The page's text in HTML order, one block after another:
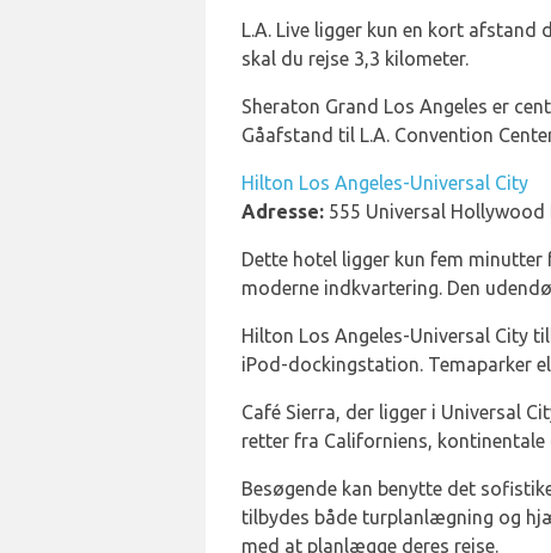
L.A. Live ligger kun en kort
skal du rejse 3,3 kilometer.
Sheraton Grand Los Angeles er
Gåafstand til L.A. Convention
Hilton Los Angeles-Universal City
Adresse: 555 Universal Hollywood
Dette hotel ligger kun fem
moderne indkvartering. Den
Hilton Los Angeles-Universal City
iPod-dockingstation. Temaparker
Café Sierra, der ligger i Universal
retter fra Californiens,
Besøgende kan benytte det
tilbydes både turplanlægning og
med at planlægge deres rejse.